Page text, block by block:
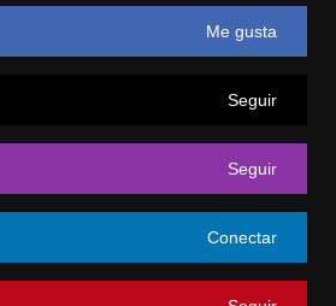
Me gusta
Seguir
Seguir
Conectar